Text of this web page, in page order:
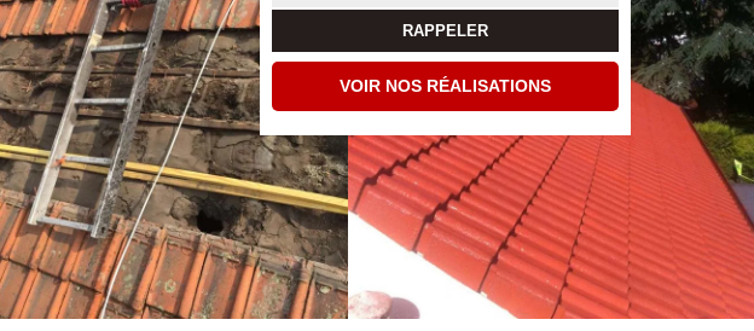
VOIR NOS RÉALISATIONS